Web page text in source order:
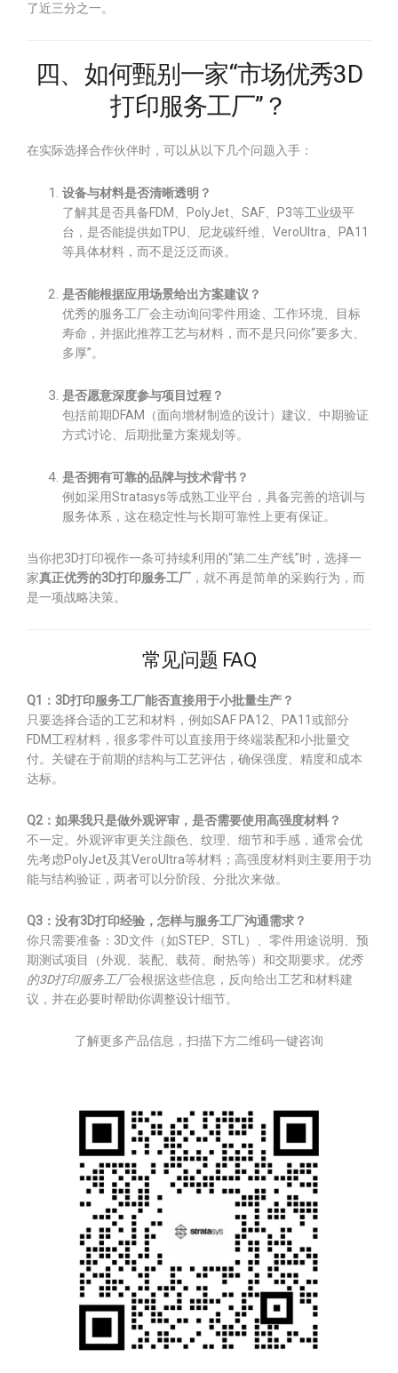
了近三分之一。
四、如何甄别一家“市场优秀3D
打印服务工厂”？
在实际选择合作伙伴时，可以从以下几个问题入手：
设备与材料是否清晰透明？
了解其是否具备FDM、PolyJet、SAF、P3等工业级平
台，是否能提供如TPU、尼龙碳纤维、VeroUltra、PA11
等具体材料，而不是泛泛而谈。
是否能根据应用场景给出方案建议？
优秀的服务工厂会主动询问零件用途、工作环境、目标
寿命，并据此推荐工艺与材料，而不是只问你“要多大、
多厚”。
是否愿意深度参与项目过程？
包括前期DFAM（面向增材制造的设计）建议、中期验证
方式讨论、后期批量方案规划等。
是否拥有可靠的品牌与技术背书？
例如采用Stratasys等成熟工业平台，具备完善的培训与
服务体系，这在稳定性与长期可靠性上更有保证。
当你把3D打印视作一条可持续利用的“第二生产线”时，选择一
家真正优秀的3D打印服务工厂 ，就不再是简单的采购行为，而
是一项战略决策。
常见问题 FAQ
Q1：3D打印服务工厂能否直接用于小批量生产？
只要选择合适的工艺和材料，例如SAF PA12、PA11或部分
FDM工程材料，很多零件可以直接用于终端装配和小批量交
付。关键在于前期的结构与工艺评估，确保强度、精度和成本
达标。
Q2：如果我只是做外观评审，是否需要使用高强度材料？
不一定。外观评审更关注颜色、纹理、细节和手感，通常会优
先考虑PolyJet及其VeroUltra等材料；高强度材料则主要用于功
能与结构验证，两者可以分阶段、分批次来做。
Q3：没有3D打印经验，怎样与服务工厂沟通需求？
你只需要准备：3D文件（如STEP、STL）、零件用途说明、预
期测试项目（外观、装配、载荷、耐热等）和交期要求。 优秀
的3D打印服务工厂会根据这些信息，反向给出工艺和材料建
议，并在必要时帮助你调整设计细节。
了解更多产品信息，扫描下方二维码一键咨询